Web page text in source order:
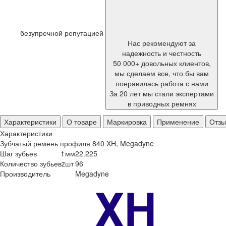
безупречной репутацией
Нас рекомендуют за
надежность и честность
50 000+ довольных клиентов,
мы сделаем все, что бы вам
понравилась работа с нами
За 20 лет мы стали экспертами
в приводных ремнях
Характеристики
О товаре Маркировка Применение
Характеристики
Зубчатый ремень профиля 840 XH, Megadyne
Шаг зубьев
t мм22.225
Количество зубьевzшт96
Производитель
Megadyne